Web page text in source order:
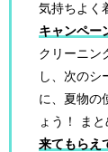
気持ちよく
キャンペー
クリーニン
し、次のシ
に、夏物の
ょう！ ま
来てもらえ